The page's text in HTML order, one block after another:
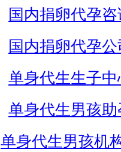
国内捐卵代孕咨
国内捐卵代孕公
单身代生生子中
单身代生男孩助
单身代生男孩机